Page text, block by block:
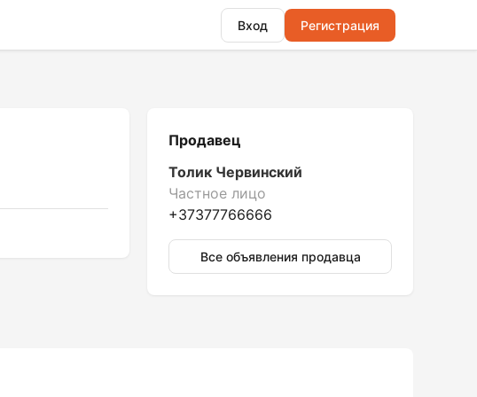
Вход Регистрация
Продавец
Толик Червинский
Частное лицо
+37377766666
Все объявления продавца